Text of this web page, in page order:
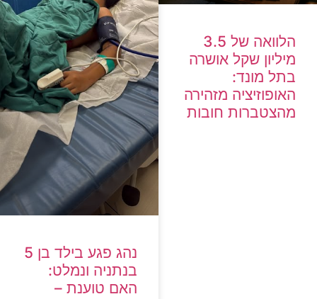
הלוואה של 3.5
מיליון שקל אושרה
בתל מונד:
האופוזיציה מזהירה
מהצטברות חובות
נהג פגע בילד בן 5
בנתניה ונמלט:
האם טוענת –